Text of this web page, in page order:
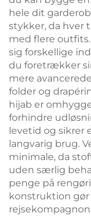
hele dit
stykker, da hver
med flere
sig forskellige
du foretrækker
mere
folder og
hijab er
forhindre
levetid og sikrer
langvarig brug.
minimale, da
uden særlig
penge på
konstruktion gør